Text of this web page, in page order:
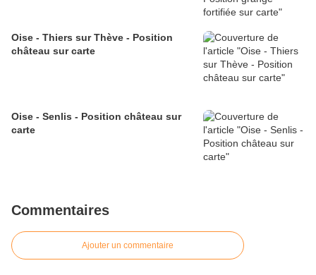
Oise - Thiers sur Thève - Position
château sur carte
Oise - Senlis - Position château sur
carte
Commentaires
Ajouter un commentaire